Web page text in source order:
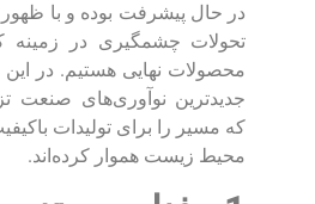
در حال پیشرفت بوده و با
تحولات چشمگیری در زمینه
محصولات نهایی هستیم. در
جدیدترین نوآوری‌های صنعت
که مسیر را برای تولیدات
محیط زیست هموار کرده‌اند.